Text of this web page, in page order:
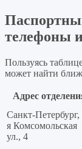
телефоны
Пользуясь
может найти
Адрес
Санкт-Петербург,
я Комсомольская
ул., 4